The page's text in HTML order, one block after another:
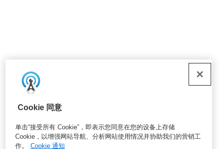
Cookie 同意
单击“接受所有 Cookie”，即表示您同意在您的设备上存储
Cookie，以增强网站导航、分析网站使用情况并协助我们的营销工
作。
Cookie 通知